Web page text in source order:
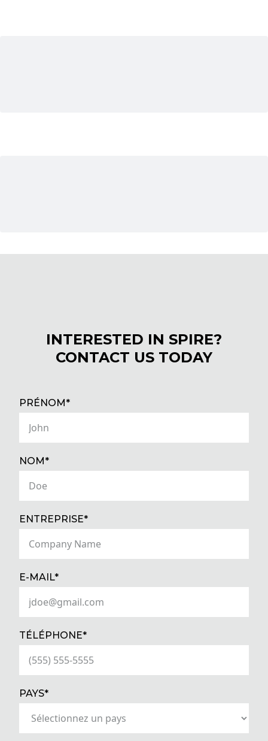
INTERESTED IN SPIRE?
CONTACT US TODAY
PRÉNOM*(REQUIRED)
NOM*(REQUIRED)
ENTREPRISE*(REQUIRED)
E-MAIL*(REQUIRED)
TÉLÉPHONE*(REQUIRED)
PAYS*(REQUIRED)